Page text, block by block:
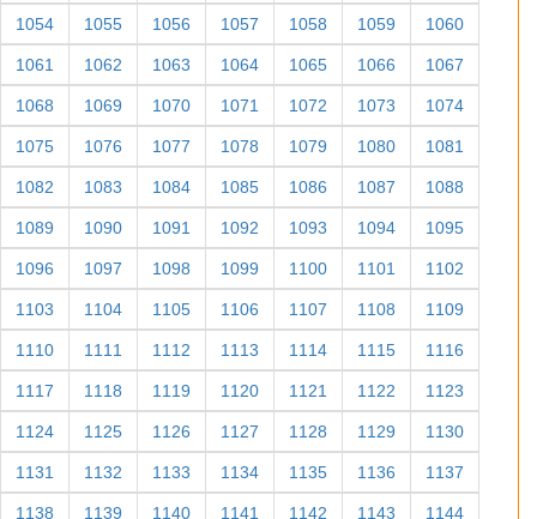
1054 1055 1056 1057 1058 1059 1060
1061 1062 1063 1064 1065 1066 1067
1068 1069 1070 1071 1072 1073 1074
1075 1076 1077 1078 1079 1080 1081
1082 1083 1084 1085 1086 1087 1088
1089 1090 1091 1092 1093 1094 1095
1096 1097 1098 1099 1100 1101 1102
1103 1104 1105 1106 1107 1108 1109
1110 1111 1112 1113 1114 1115 1116
1117 1118 1119 1120 1121 1122 1123
1124 1125 1126 1127 1128 1129 1130
1131 1132 1133 1134 1135 1136 1137
1138 1139 1140 1141 1142 1143 1144